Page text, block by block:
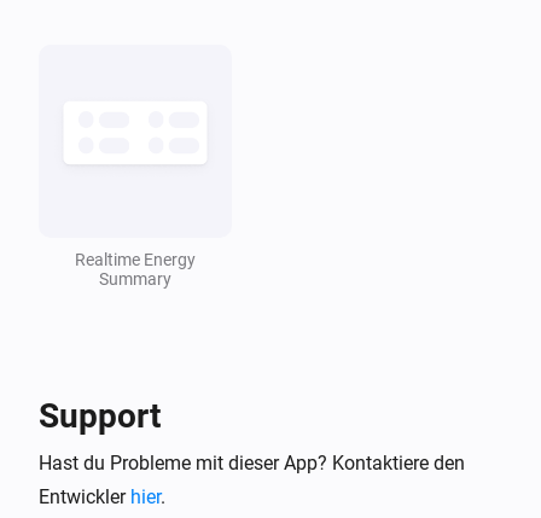
Energy summary
Inverter
Die Zielleistung hat sich geändert
Die Spannung hat sich geändert
Realtime Energy
Summary
Support
Hast du Probleme mit dieser App? Kontaktiere den
Entwickler hier.